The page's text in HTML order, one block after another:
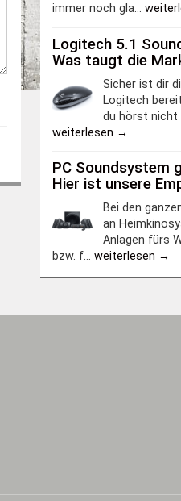
immer noch gla...
Logitech 5.1
Was taugt die
Sicher ist dir
Logitech
du hörst nicht
weiterlesen →
PC Soundsystem
Hier ist unsere
Bei den
an
Anlagen fürs
bzw. f... weiterlesen →